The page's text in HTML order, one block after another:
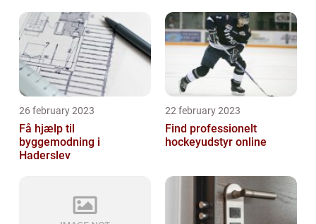
26 february 2023
Få hjælp til
byggemodning i
Haderslev
22 february 2023
Find professionelt
hockeyudstyr online